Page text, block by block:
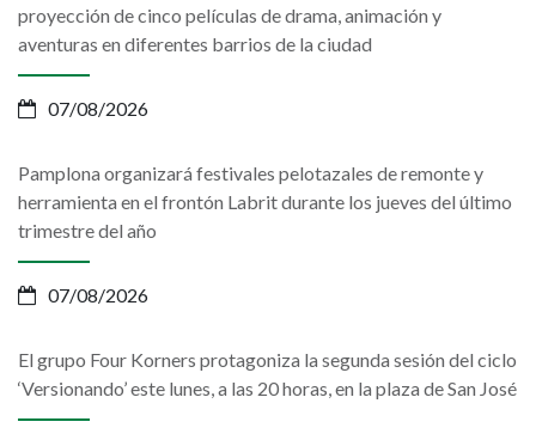
proyección de cinco películas de drama, animación y
aventuras en diferentes barrios de la ciudad
07/08/2026
Pamplona organizará festivales pelotazales de remonte y
herramienta en el frontón Labrit durante los jueves del último
trimestre del año
07/08/2026
El grupo Four Korners protagoniza la segunda sesión del ciclo
‘Versionando’ este lunes, a las 20 horas, en la plaza de San José